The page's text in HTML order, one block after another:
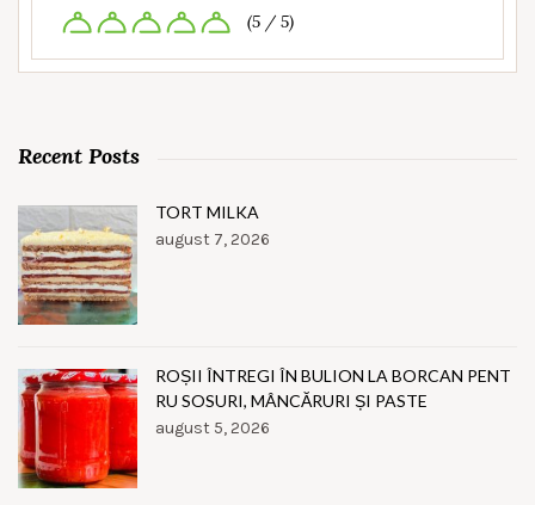
(5 / 5)
Recent Posts
TORT MILKA
august 7, 2026
ROȘII ÎNTREGI ÎN BULION LA BORCAN PENT
RU SOSURI, MÂNCĂRURI ȘI PASTE
august 5, 2026